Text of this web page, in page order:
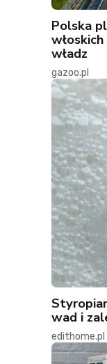
Polska
władz
gazoo.pl
wad i
edithome.pl